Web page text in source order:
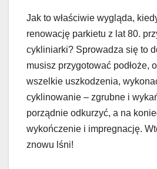
Jak to właściwie wygląda,
renowację parkietu z lat 80.
cykliniarki? Sprowadza się to
musisz przygotować podłoże,
wszelkie uszkodzenia,
cyklinowanie – zgrubne i
porządnie odkurzyć, a na
wykończenie i impregnację.
znowu lśni!